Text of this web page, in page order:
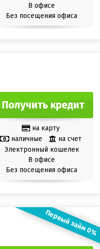
В офисе
Без посещения офиса
Получить кредит
на карту
наличные
на счет
Электронный кошелек
В офисе
Без посещения офиса
Первый займ 0%